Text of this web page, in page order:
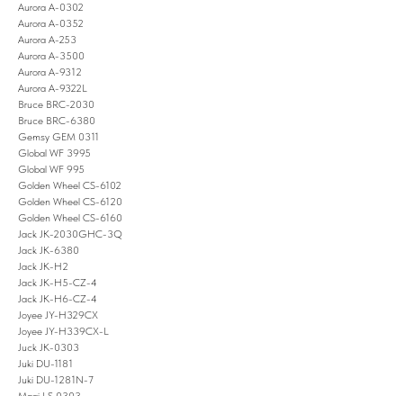
Aurora A-0302
Aurora A-0352
Aurora A-253
Aurora A-3500
Aurora A-9312
Aurora A-9322L
Bruce BRC-2030
Bruce BRC-6380
Gemsy GEM 0311
Global WF 3995
Global WF 995
Golden Wheel CS-6102
Golden Wheel CS-6120
Golden Wheel CS-6160
Jack JK-2030GHC-3Q
Jack JK-6380
Jack JK-H2
Jack JK-H5-CZ-4
Jack JK-H6-CZ-4
Joyee JY-H329CX
Joyee JY-H339CX-L
Juck JK-0303
Juki DU-1181
Juki DU-1281N-7